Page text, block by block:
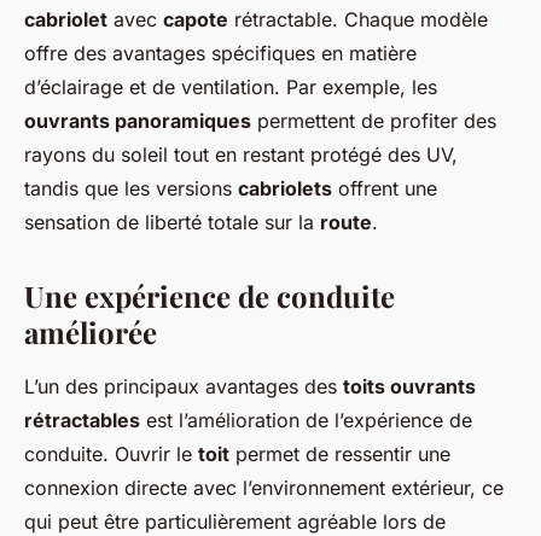
cabriolet avec capote rétractable. Chaque modèle
offre des avantages spécifiques en matière
d’éclairage et de ventilation. Par exemple, les
ouvrants panoramiques permettent de profiter des
rayons du soleil tout en restant protégé des UV,
tandis que les versions cabriolets offrent une
sensation de liberté totale sur la route.
Une expérience de conduite
améliorée
L’un des principaux avantages des toits ouvrants
rétractables est l’amélioration de l’expérience de
conduite. Ouvrir le toit permet de ressentir une
connexion directe avec l’environnement extérieur, ce
qui peut être particulièrement agréable lors de